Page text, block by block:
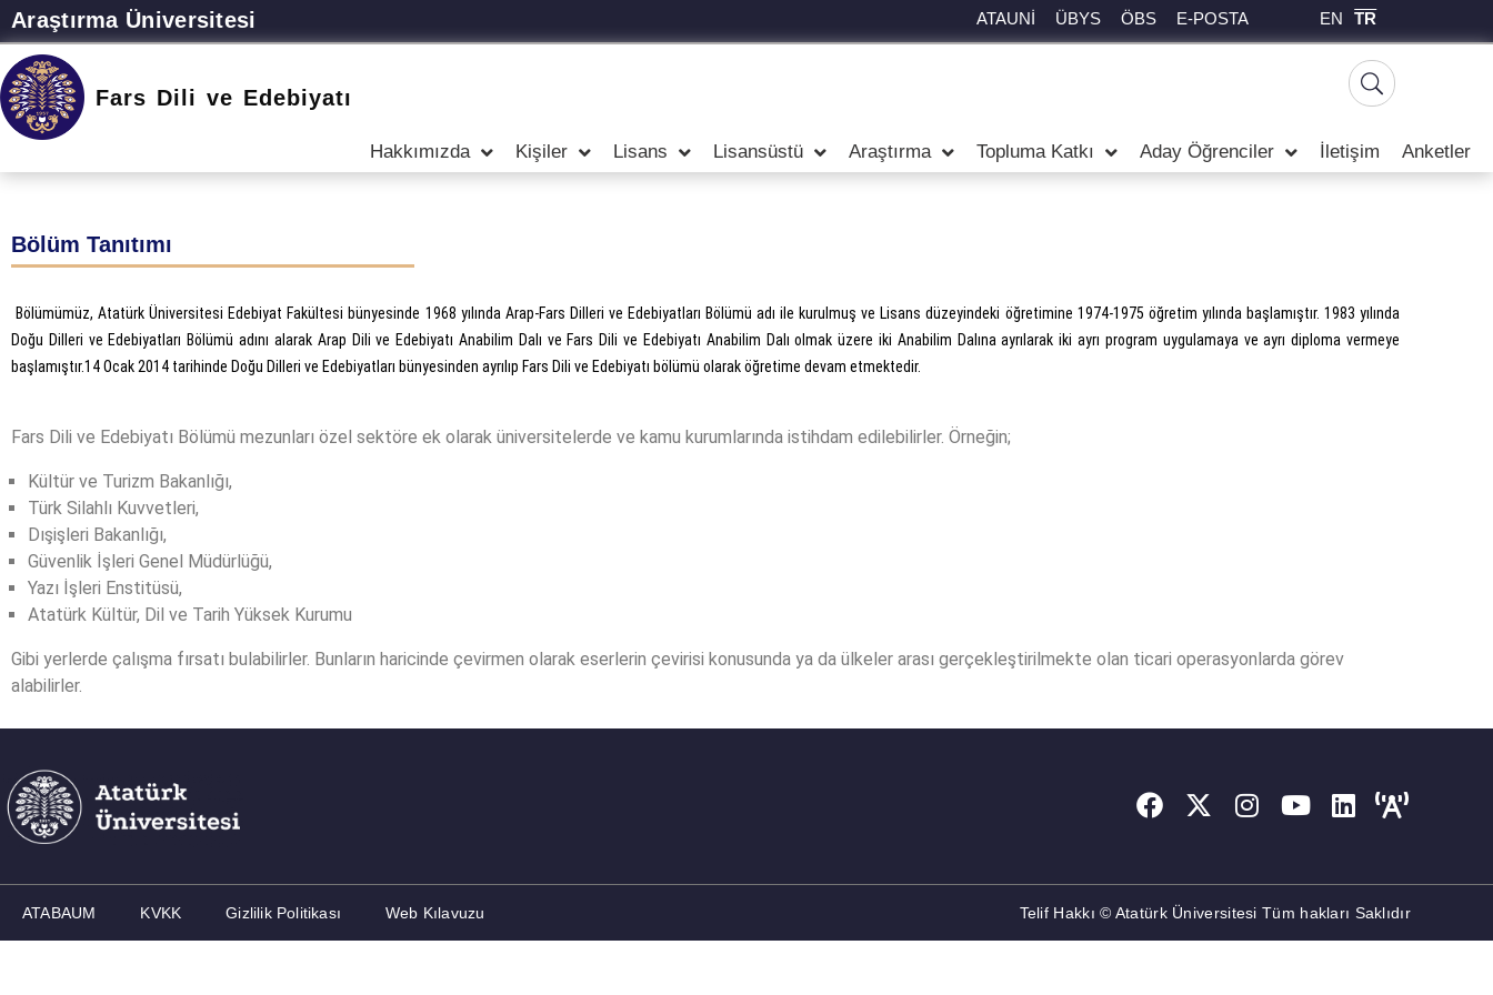
Araştırma Üniversitesi ATAUNİ ÜBYS ÖBS E-POSTA EN TR
Fars Dili ve Edebiyatı
Hakkımızda Kişiler Lisans Lisansüstü Araştırma Topluma Katkı Aday Öğrenciler İletişim Anketler
Bölüm Tanıtımı
Bölümümüz, Atatürk Üniversitesi Edebiyat Fakültesi bünyesinde 1968 yılında Arap-Fars Dilleri ve Edebiyatları Bölümü adı ile kurulmuş ve Lisans düzeyindeki öğretimine 1974-1975 öğretim yılında başlamıştır. 1983 yılında
Doğu Dilleri ve Edebiyatları Bölümü adını alarak Arap Dili ve Edebiyatı Anabilim Dalı ve Fars Dili ve Edebiyatı Anabilim Dalı olmak üzere iki Anabilim Dalına ayrılarak iki ayrı program uygulamaya ve ayrı diploma vermeye
başlamıştır.14 Ocak 2014 tarihinde Doğu Dilleri ve Edebiyatları bünyesinden ayrılıp Fars Dili ve Edebiyatı bölümü olarak öğretime devam etmektedir.
Fars Dili ve Edebiyatı Bölümü mezunları özel sektöre ek olarak üniversitelerde ve kamu kurumlarında istihdam edilebilirler. Örneğin;
Kültür ve Turizm Bakanlığı,
Türk Silahlı Kuvvetleri,
Dışişleri Bakanlığı,
Güvenlik İşleri Genel Müdürlüğü,
Yazı İşleri Enstitüsü,
Atatürk Kültür, Dil ve Tarih Yüksek Kurumu
Gibi yerlerde çalışma fırsatı bulabilirler. Bunların haricinde çevirmen olarak eserlerin çevirisi konusunda ya da ülkeler arası gerçekleştirilmekte olan ticari operasyonlarda görev
alabilirler.
ATABAUM KVKK Gizlilik Politikası Web Kılavuzu Telif Hakkı © Atatürk Üniversitesi Tüm hakları Saklıdır